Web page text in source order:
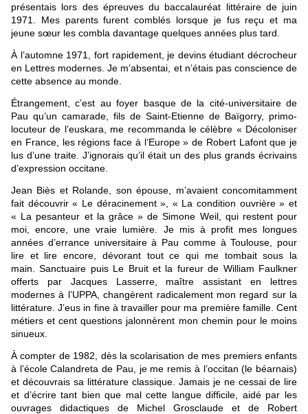
présentais lors des épreuves du baccalauréat littéraire de juin
1971. Mes parents furent comblés lorsque je fus reçu et ma
jeune sœur les combla davantage quelques années plus tard.
À l’automne 1971, fort rapidement, je devins étudiant décrocheur
en Lettres modernes. Je m’absentai, et n’étais pas conscience de
cette absence au monde.
Étrangement, c’est au foyer basque de la cité-universitaire de
Pau qu’un camarade, fils de Saint-Etienne de Baïgorry, primo-
locuteur de l’euskara, me recommanda le célèbre « Décoloniser
en France, les régions face à l’Europe » de Robert Lafont que je
lus d’une traite. J’ignorais qu’il était un des plus grands écrivains
d’expression occitane.
Jean Biès et Rolande, son épouse, m’avaient concomitamment
fait découvrir « Le déracinement », « La condition ouvrière » et
« La pesanteur et la grâce » de Simone Weil, qui restent pour
moi, encore, une vraie lumière. Je mis à profit mes longues
années d’errance universitaire à Pau comme à Toulouse, pour
lire et lire encore, dévorant tout ce qui me tombait sous la
main. Sanctuaire puis Le Bruit et la fureur de William Faulkner
offerts par Jacques Lasserre, maître assistant en lettres
modernes à l’UPPA, changèrent radicalement mon regard sur la
littérature. J’eus in fine à travailler pour ma première famille. Cent
métiers et cent questions jalonnèrent mon chemin pour le moins
sinueux.
À compter de 1982, dès la scolarisation de mes premiers enfants
à l’école Calandreta de Pau, je me remis à l’occitan (le béarnais)
et découvrais sa littérature classique. Jamais je ne cessai de lire
et d’écrire tant bien que mal cette langue difficile, aidé par les
ouvrages didactiques de Michel Grosclaude et de Robert